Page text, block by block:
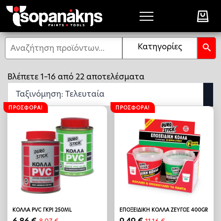
Αναζήτηση Κατηγορίες
Βλέπετε 1–16 από 22 αποτελέσματαSorted
ΠΡΟΣΦΟΡΆ!
ΚΟΛΛΑ PVC ΓΚΡΙ 250ML
ΠΡΟΣΦΟΡΆ!
ΕΠΟΞΕΙΔΙΚΗ ΚΟΛΛΑ ΖΕΥΓΟΣ 400GR